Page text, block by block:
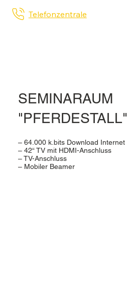
Telefonzentrale
SEMINARAUM
"PFERDESTALL"
– 64.000 k.bits Download Internet
– 42“ TV mit HDMI-Anschluss
– TV-Anschluss
– Mobiler Beamer